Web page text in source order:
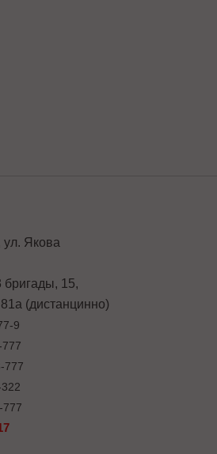
ул. Якова
бригады, 15,
(дистанцинно)
9
777
777